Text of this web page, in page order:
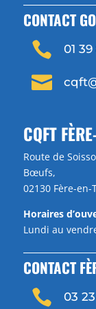
CONTACT
 01

CQFT
Route de
Bœufs,
02130 Fère-en-
Horaires
Lundi au
CONTACT
 03